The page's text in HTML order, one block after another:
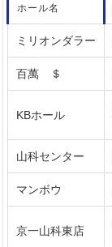
ホール名
ミリオンダラー
百萬 ＄
KBホール
山科センター
マンボウ
京一山科東店